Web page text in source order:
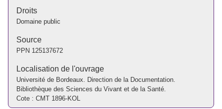
Droits
Domaine public
Source
PPN 125137672
Localisation de l'ouvrage
Université de Bordeaux. Direction de la Documentation.
Bibliothèque des Sciences du Vivant et de la Santé.
Cote : CMT 1896-KOL